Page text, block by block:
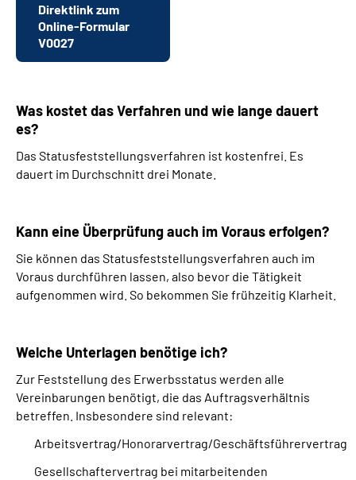
Direktlink zum
Online-Formular
V0027
Was kostet das Verfahren und wie lange dauert
es?
Das Statusfeststellungsverfahren ist kostenfrei. Es
dauert im Durchschnitt drei Monate.
Kann eine Überprüfung auch im Voraus erfolgen?
Sie können das Statusfeststellungsverfahren auch im
Voraus durchführen lassen, also bevor die Tätigkeit
aufgenommen wird. So bekommen Sie frühzeitig Klarheit.
Welche Unterlagen benötige ich?
Zur Feststellung des Erwerbsstatus werden alle
Vereinbarungen benötigt, die das Auftragsverhältnis
betreffen. Insbesondere sind relevant:
Arbeitsvertrag/Honorarvertrag/Geschäftsführervertrag
Gesellschaftervertrag bei mitarbeitenden